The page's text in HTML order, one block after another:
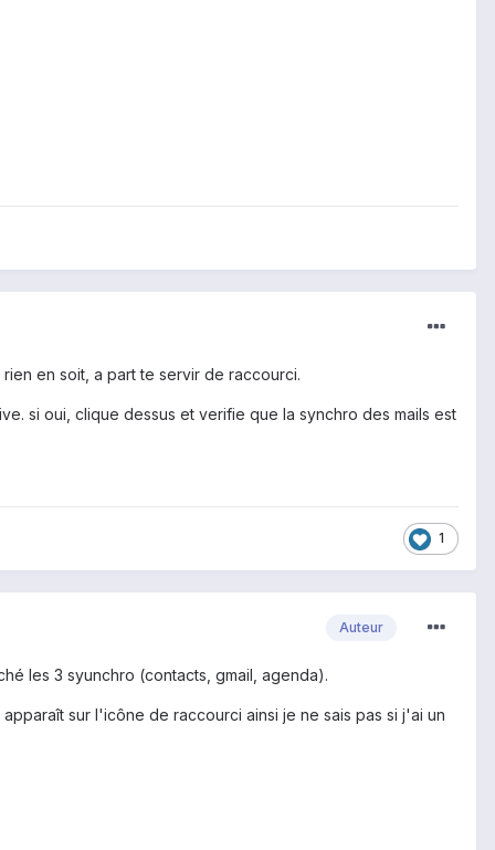
en soit, a part te servir de raccourci.
si oui, clique dessus et verifie que la synchro des mails est
1
Auteur
les 3 syunchro (contacts, gmail, agenda).
sur l'icône de raccourci ainsi je ne sais pas si j'ai un